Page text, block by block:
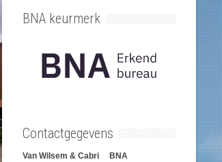
BNA keurmerk
Contactgegevens
Van Wilsem & Cabri BNA